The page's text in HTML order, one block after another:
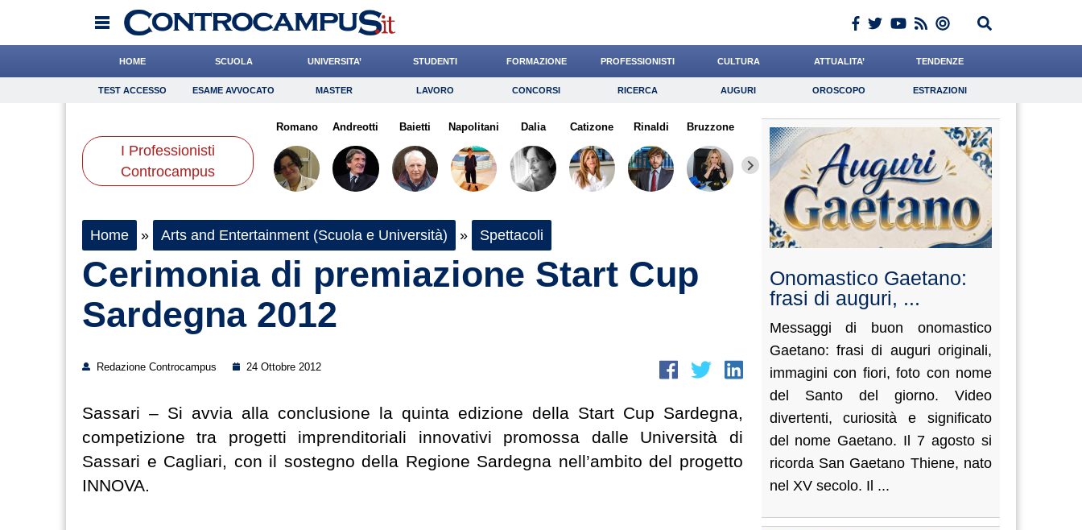
HOME SCUOLA UNIVERSITA’ STUDENTI FORMAZIONE PROFESSIONISTI CULTURA ATTUALITA’ TENDENZE
TEST ACCESSO Esame Avvocato Master Lavoro Concorsi Ricerca Auguri Oroscopo Estrazioni
Consigli Risparmio Diritto Economia Giornalista Lavoro Psicologia
Scienze
TEST ACCESSO ESAME AVVOCATO MASTER LAVORO CONCORSI RICERCA AUGURI OROSCOPO ESTRAZIONI
I Professionisti
Controcampus
Romano Andreotti Baietti Napolitani Dalia Catizone Rinaldi Bruzzone Falco Ferrante Scorza Meoli Crepet
Home » Arts and Entertainment (Scuola e Università) » Spettacoli
Cerimonia di premiazione Start Cup
Sardegna 2012
Redazione Controcampus 24 Ottobre 2012
Sassari – Si avvia alla conclusione la quinta edizione della Start Cup Sardegna,
competizione tra progetti imprenditoriali innovativi promossa dalle Università di
Sassari e Cagliari, con il sostegno della Regione Sardegna nell’ambito del progetto
INNOVA.
Onomastico Gaetano:
frasi di auguri, ...
Messaggi di buon onomastico
Gaetano: frasi di auguri originali,
immagini con fiori, foto con nome
del Santo del giorno. Video
divertenti, curiosità e significato
del nome Gaetano. Il 7 agosto si
ricorda San Gaetano Thiene, nato
nel XV secolo. Il ...